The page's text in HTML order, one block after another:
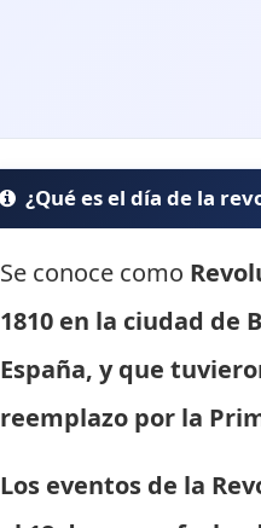
¿Qué es el día de la
Se conoce como
1810 en la ciudad de
España, y que
reemplazo por la
Los eventos de la